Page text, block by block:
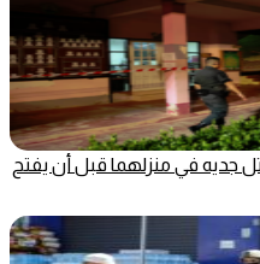
جديه في منزلهما قبل أن يفتح